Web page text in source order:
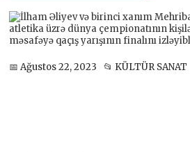
📅 Ağustos 22, 2023 📂 KÜLTÜR SANAT